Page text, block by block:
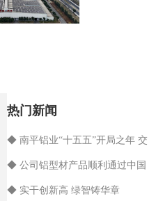
热门新闻
◆ 南平铝业“十五五”开局之年 交
出高质量“期中答卷”
◆ 公司铝型材产品顺利通过中国
船级社认证
◆ 实干创新高 绿智铸华章